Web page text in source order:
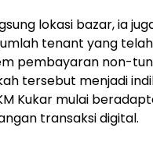
lokasi bazar, ia
tenant yang telah
pembayaran non-
tersebut menjadi
Kukar mulai
transaksi digital.